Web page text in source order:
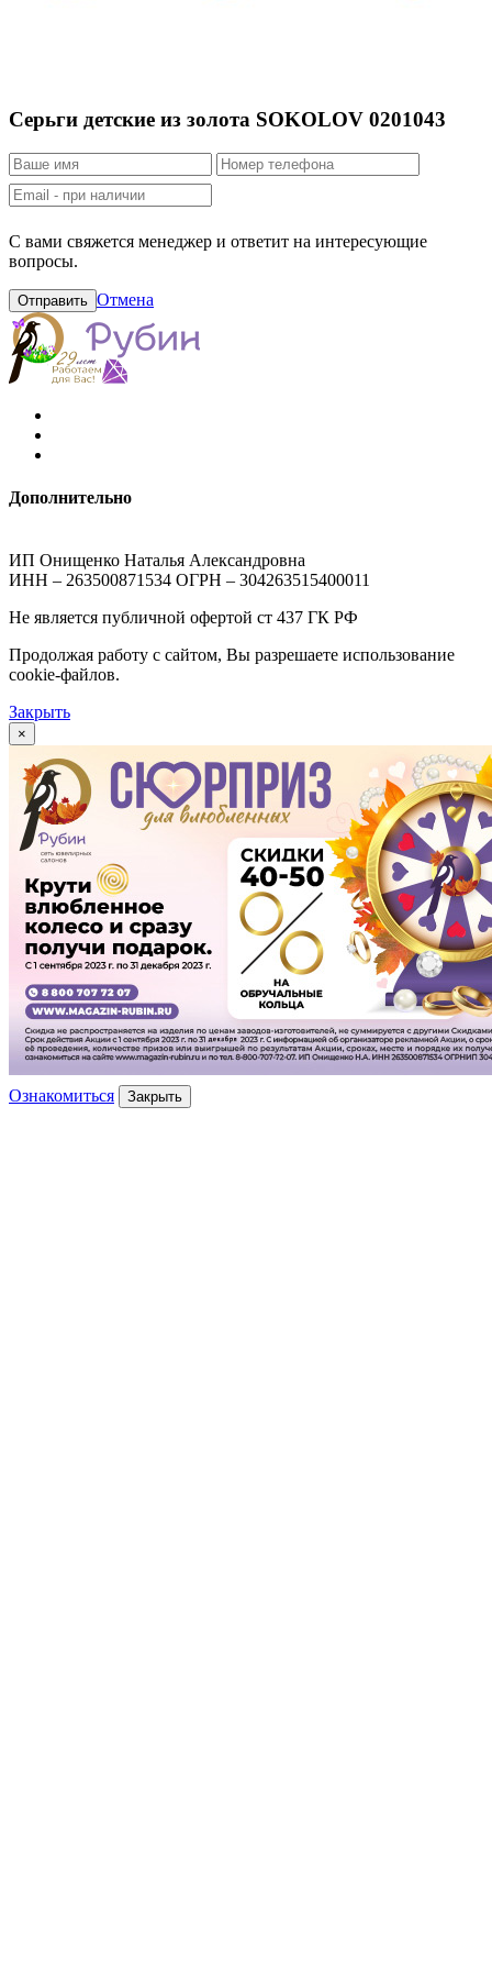
Серьги детские из золота SOKOLOV 0201043
С вами свяжется менеджер и ответит на интересующие
вопросы.
Отправить Отмена
Дополнительно
ИП Онищенко Наталья Александровна
ИНН – 263500871534 ОГРН – 304263515400011
Не является публичной офертой ст 437 ГК РФ
Продолжая работу с сайтом, Вы разрешаете использование
cookie-файлов.
Закрыть
×
Ознакомиться Закрыть